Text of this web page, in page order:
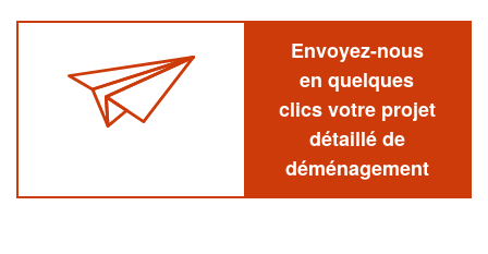
Envoyez-nous
en quelques
clics votre projet
détaillé de
déménagement